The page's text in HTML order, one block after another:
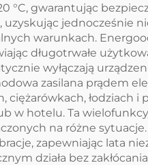
lodówka
12v
lodówka
28l
°C, gwarantując
uzyskując jednocześnie
warunkach.
długotrwałe
wyłączają
zasilana prądem
ciężarówkach,
w hotelu. Ta
na różne
zapewniając lata
działa bez